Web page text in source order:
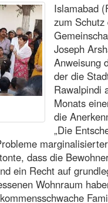
Islamabad
zum
Joseph
Anweisung
der die
Rawalpindi
Monats
die
„Die
dass die
ein Recht auf
Wohnraum